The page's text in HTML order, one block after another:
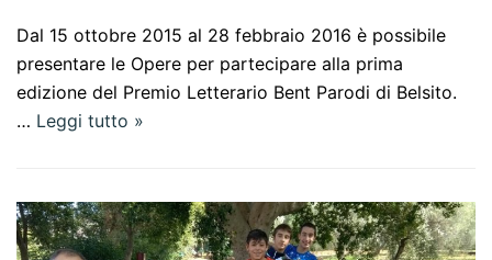
Dal 15 ottobre 2015 al 28 febbraio 2016 è possibile
presentare le Opere per partecipare alla prima
edizione del Premio Letterario Bent Parodi di Belsito.
… Leggi tutto »